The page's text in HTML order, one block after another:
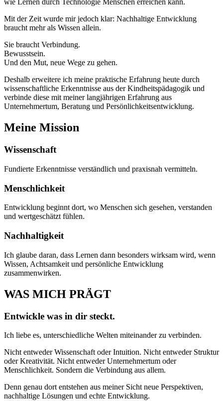
wie Lernen durch Technologie Menschen erreichen kann.
Mit der Zeit wurde mir jedoch klar: Nachhaltige Entwicklung
braucht mehr als Wissen allein.
Sie braucht Verbindung.
Bewusstsein.
Und den Mut, neue Wege zu gehen.
Deshalb erweitere ich meine praktische Erfahrung heute durch
wissenschaftliche Erkenntnisse aus der Kindheitspädagogik und
verbinde diese mit meiner langjährigen Erfahrung aus
Unternehmertum, Beratung und Persönlichkeitsentwicklung.
Meine Mission
Wissenschaft
Fundierte Erkenntnisse verständlich und praxisnah vermitteln.
Menschlichkeit
Entwicklung beginnt dort, wo Menschen sich gesehen, verstanden
und wertgeschätzt fühlen.
Nachhaltigkeit
Ich glaube daran, dass Lernen dann besonders wirksam wird, wenn
Wissen, Achtsamkeit und persönliche Entwicklung
zusammenwirken.
WAS MICH PRÄGT
Entwickle was in dir steckt.
Ich liebe es, unterschiedliche Welten miteinander zu verbinden.
Nicht entweder Wissenschaft oder Intuition. Nicht entweder Struktur
oder Kreativität. Nicht entweder Unternehmertum oder
Menschlichkeit. Sondern die Verbindung aus allem.
Denn genau dort entstehen aus meiner Sicht neue Perspektiven,
nachhaltige Lösungen und echte Entwicklung.